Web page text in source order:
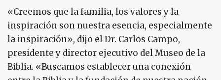
«Creemos que la familia, los valores y la
inspiración son nuestra esencia, especialmente
la inspiración», dijo el Dr. Carlos Campo,
presidente y director ejecutivo del Museo de la
Biblia. «Buscamos establecer una conexión